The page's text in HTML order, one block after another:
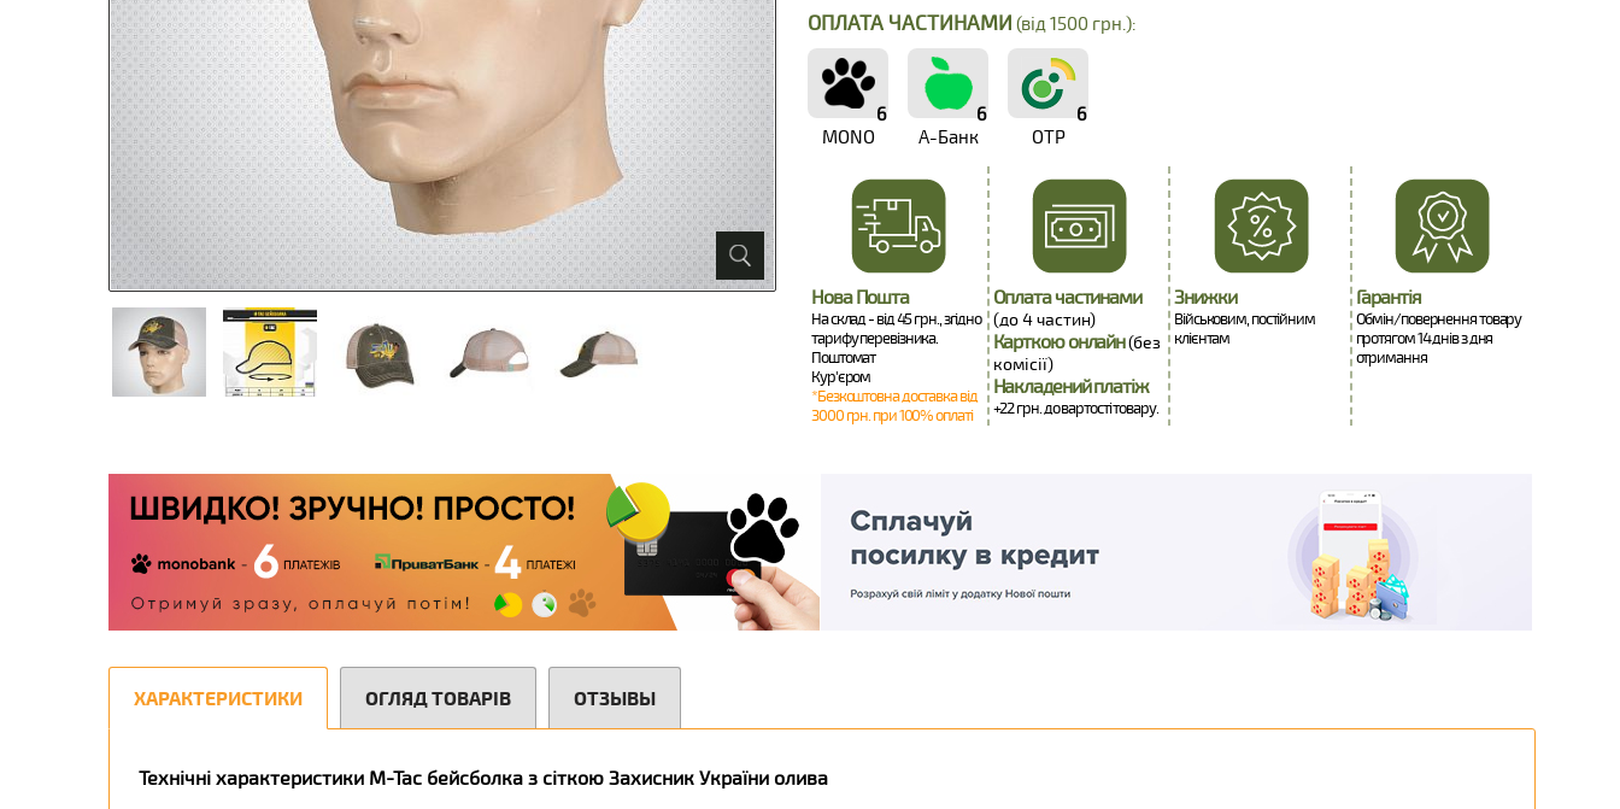
ОПЛАТА ЧАСТИНАМИ (від 1500 грн.):
6
MONO
6
А-Банк
6
OTP
Нова Пошта
На склад - від 45 грн., згідно
тарифу перевізника.
Поштомат
Кур'єром
*Безкоштовна доставка від
3000 грн. при 100% оплаті
Оплата частинами
(до 4 частин)
Карткою онлайн(без
комісії)
Накладений платіж
+22 грн. до вартості товару.
Знижки
Військовим, постійним
клієнтам
Гарантія
Обмін/повернення товару
протягом 14 днів з дня
отримання
ХАРАКТЕРИСТИКИ
Технічні характеристики M-Tac бейсболка з сіткою Захисник України олива
ОГЛЯД ТОВАРІВ ОТЗЫВЫ